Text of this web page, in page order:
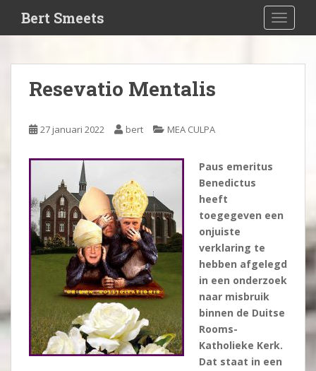
i
Bert Smeets
Resevatio Mentalis
27 januari 2022 bert MEA CULPA
Paus emeritus
Benedictus
heeft
toegegeven een
onjuiste
verklaring te
hebben afgelegd
in een onderzoek
naar misbruik
binnen de Duitse
Rooms-
Katholieke Kerk.
Dat staat in een